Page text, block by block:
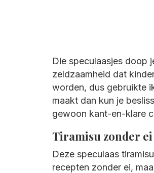
Die speculaasjes doop
zeldzaamheid dat
worden, dus gebruikte
maakt dan kun je
gewoon kant-en-klare
Tiramisu zonder ei
Deze speculaas
recepten zonder ei,